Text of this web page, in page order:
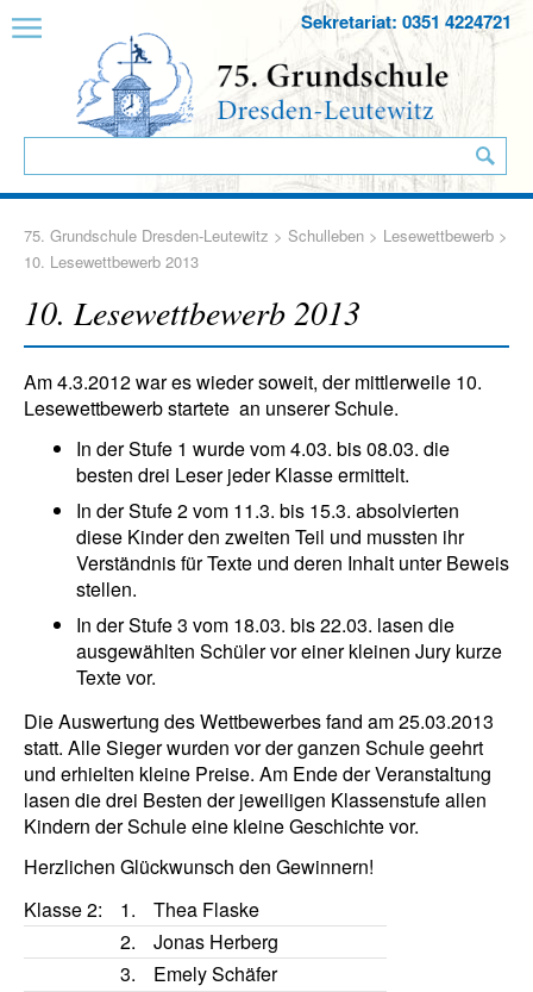
Sekretariat: 0351 4224721
75. Grundschule Dresden-Leutewitz > Schulleben > Lesewettbewerb >
10. Lesewettbewerb 2013
10. Lesewettbewerb 2013
Am 4.3.2012 war es wieder soweit, der mittlerweile 10.
Lesewettbewerb startete an unserer Schule.
In der Stufe 1 wurde vom 4.03. bis 08.03. die
besten drei Leser jeder Klasse ermittelt.
In der Stufe 2 vom 11.3. bis 15.3. absolvierten
diese Kinder den zweiten Teil und mussten ihr
Verständnis für Texte und deren Inhalt unter Beweis
stellen.
In der Stufe 3 vom 18.03. bis 22.03. lasen die
ausgewählten Schüler vor einer kleinen Jury kurze
Texte vor.
Die Auswertung des Wettbewerbes fand am 25.03.2013
statt. Alle Sieger wurden vor der ganzen Schule geehrt
und erhielten kleine Preise. Am Ende der Veranstaltung
lasen die drei Besten der jeweiligen Klassenstufe allen
Kindern der Schule eine kleine Geschichte vor.
Herzlichen Glückwunsch den Gewinnern!
Klasse 2:
1.
Thea Flaske
2.
Jonas Herberg
3.
Emely Schäfer